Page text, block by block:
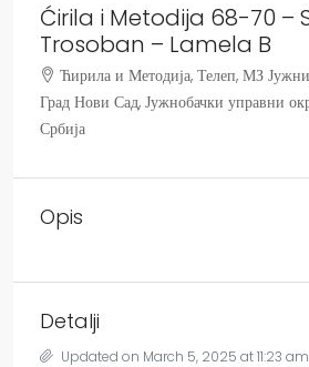
Ćirila i Metodija 68-70 –
Trosoban – Lamela B
Ћирила и Методија, Телеп, МЗ
Град Нови Сад, Јужнобачки управни
Србија
Opis
Detalji
Updated on March 5, 2025 at 11:23 am